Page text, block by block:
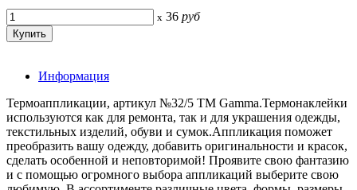
x 36 руб
Информация
Термоаппликации, артикул №32/5 ТМ Gamma.Термонаклейки
используются как для ремонта, так и для украшения одежды,
текстильных изделий, обуви и сумок.Аппликация поможет
преобразить вашу одежду, добавить оригинальности и красок,
сделать особенной и неповторимой! Проявите свою фантазию
и с помощью огромного выбора аппликаций выберите свою